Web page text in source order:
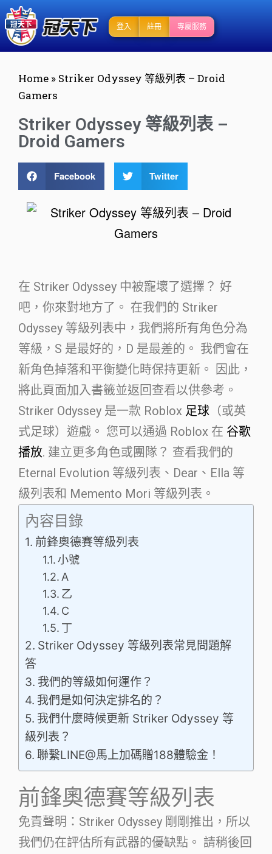
登入 註冊 專屬服務
Home » Striker Odyssey 等級列表 – Droid
Gamers
Striker Odyssey 等級列表 –
Droid Gamers
Facebook Twitter
在 Striker Odyssey 中被寵壞了選擇？ 好
吧，你來對地方了。 在我們的 Striker
Odyssey 等級列表中，我們將所有角色分為
等級，S 是最好的，D 是最差的。 我們會在
新角色掉落和平衡變化時保持更新。 因此，
將此頁面加入書籤並返回查看以供參考。
Striker Odyssey 是一款 Roblox 足球 （或英
式足球）遊戲。 您可以通過 Roblox 在 谷歌
播放. 建立更多角色或團隊？ 查看我們的
Eternal Evolution 等級列表、Dear、Ella 等
級列表和 Memento Mori 等級列表。
內容目錄
前鋒奧德賽等級列表
小號
A
乙
C
丁
Striker Odyssey 等級列表常見問題解
答
我們的等級如何運作？
我們是如何決定排名的？
我們什麼時候更新 Striker Odyssey 等
級列表？
聯繫LINE@馬上加碼贈188體驗金！
前鋒奧德賽等級列表
免責聲明：Striker Odyssey 剛剛推出，所以
我們仍在評估所有武器的優缺點。 請稍後回